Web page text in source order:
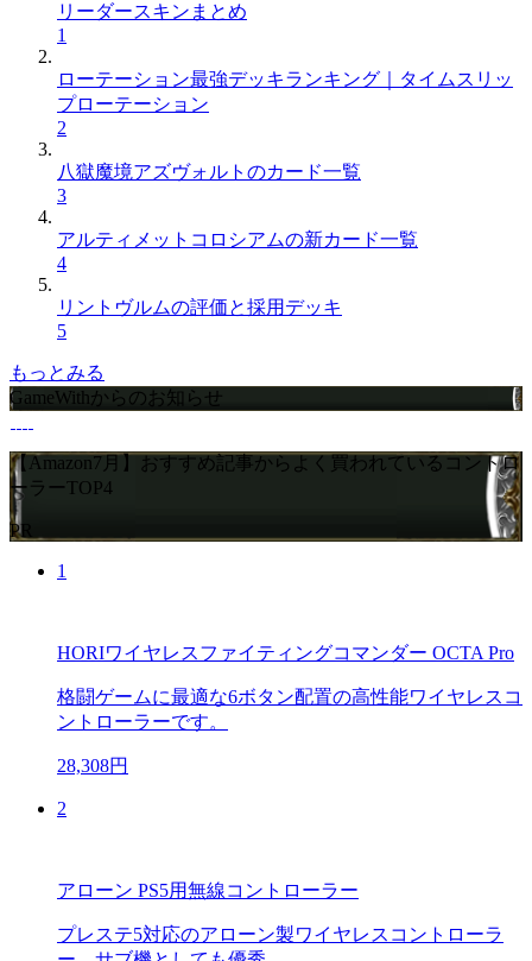
リーダースキンまとめ
1
ローテーション最強デッキランキング｜タイムスリッ
プローテーション
2
八獄魔境アズヴォルトのカード一覧
3
アルティメットコロシアムの新カード一覧
4
リントヴルムの評価と採用デッキ
5
もっとみる
GameWithからのお知らせ
【Amazon7月】おすすめ記事からよく買われているコントロ
ーラーTOP4
PR
1
HORIワイヤレスファイティングコマンダー OCTA Pro
格闘ゲームに最適な6ボタン配置の高性能ワイヤレスコ
ントローラーです。
28,308円
2
アローン PS5用無線コントローラー
プレステ5対応のアローン製ワイヤレスコントローラ